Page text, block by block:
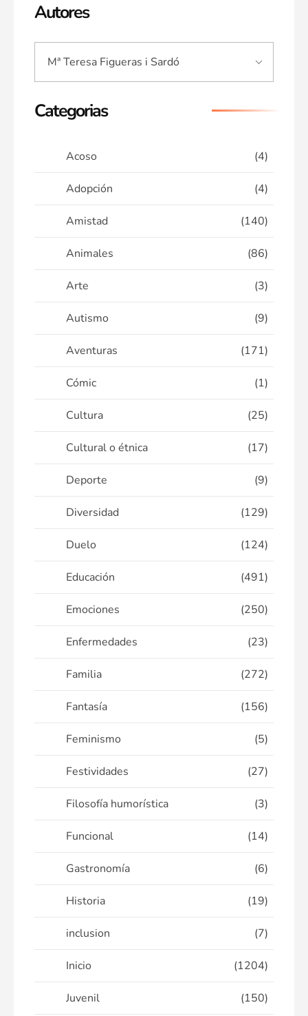
Autores
Categorias
Acoso (4)
Adopción (4)
Amistad (140)
Animales (86)
Arte (3)
Autismo (9)
Aventuras (171)
Cómic (1)
Cultura (25)
Cultural o étnica (17)
Deporte (9)
Diversidad (129)
Duelo (124)
Educación (491)
Emociones (250)
Enfermedades (23)
Familia (272)
Fantasía (156)
Feminismo (5)
Festividades (27)
Filosofía humorística (3)
Funcional (14)
Gastronomía (6)
Historia (19)
inclusion (7)
Inicio (1204)
Juvenil (150)